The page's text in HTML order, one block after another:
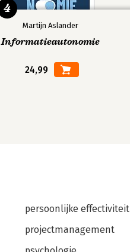
Martijn Aslander
Informatieautonomie
24,99
4
persoonlijke effectiviteit
projectmanagement